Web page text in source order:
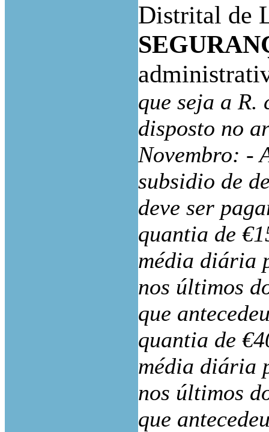
Distrital de
que seja a R.
disposto no
Novembro: -
subsidio de
deve ser
quantia de
média diária
nos últimos
que
quantia de
média diária
nos últimos
que